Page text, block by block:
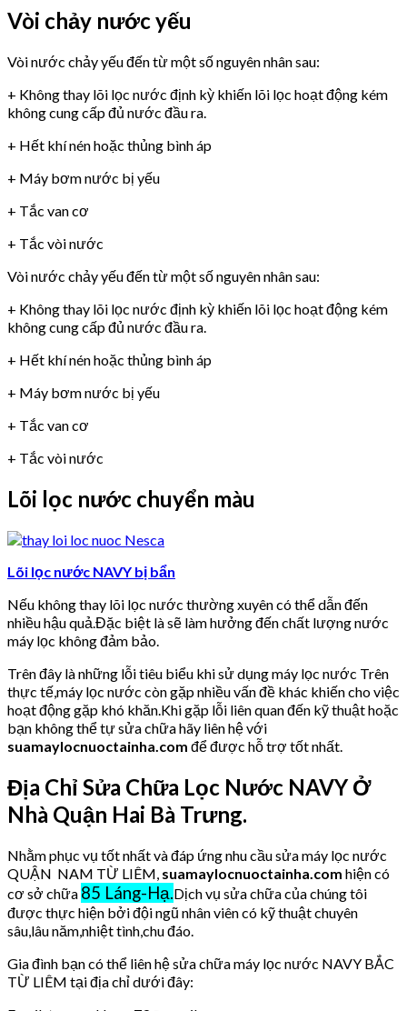
Vòi chảy nước yếu
Vòi nước chảy yếu đến từ một số nguyên nhân sau:
+ Không thay lõi lọc nước định kỳ khiến lõi lọc hoạt động kém
không cung cấp đủ nước đầu ra.
+ Hết khí nén hoặc thủng bình áp
+ Máy bơm nước bị yếu
+ Tắc van cơ
+ Tắc vòi nước
Vòi nước chảy yếu đến từ một số nguyên nhân sau:
+ Không thay lõi lọc nước định kỳ khiến lõi lọc hoạt động kém
không cung cấp đủ nước đầu ra.
+ Hết khí nén hoặc thủng bình áp
+ Máy bơm nước bị yếu
+ Tắc van cơ
+ Tắc vòi nước
Lõi lọc nước chuyển màu
Lõi lọc nước NAVY bị bẩn
Nếu không thay lõi lọc nước thường xuyên có thể dẫn đến
nhiều hậu quả.Đặc biệt là sẽ làm hưởng đến chất lượng nước
máy lọc không đảm bảo.
Trên đây là những lỗi tiêu biểu khi sử dụng máy lọc nước Trên
thực tế,máy lọc nước còn gặp nhiều vấn đề khác khiến cho việc
hoạt động gặp khó khăn.Khi gặp lỗi liên quan đến kỹ thuật hoặc
bạn không thể tự sửa chữa hãy liên hệ với
suamaylocnuoctainha.com để được hỗ trợ tốt nhất.
Địa Chỉ Sửa Chữa Lọc Nước NAVY Ở
Nhà Quận Hai Bà Trưng.
Nhằm phục vụ tốt nhất và đáp ứng nhu cầu sửa máy lọc nước
QUẬN NAM TỪ LIÊM, suamaylocnuoctainha.com hiện có
cơ sở chữa 85 Láng-Hạ.Dịch vụ sửa chữa của chúng tôi
được thực hiện bởi đội ngũ nhân viên có kỹ thuật chuyên
sâu,lâu năm,nhiệt tình,chu đáo.
Gia đình bạn có thể liên hệ sửa chữa máy lọc nước NAVY BẮC
TỪ LIÊM tại địa chỉ dưới đây: